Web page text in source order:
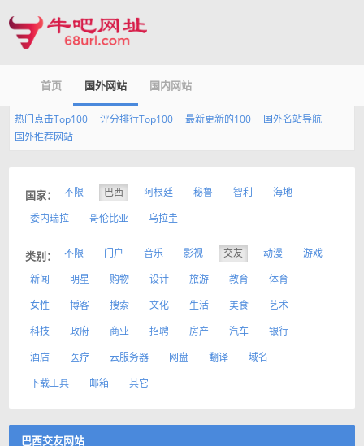
首页 国外网站 国内网站
热门点击Top100 评分排行Top100 最新更新的100
国外名站导航
国外推荐网站
国家： 不限 巴西 阿根廷 秘鲁 智利
海地
委内瑞拉
哥伦比亚 乌拉圭
类别： 不限 门户 音乐 影视 交友 动漫
游戏
新闻
明星 购物 设计 旅游 教育
体育
女性
博客 搜索 文化 生活 美食
艺术
科技
政府 商业 招聘 房产 汽车
银行
酒店
医疗 云服务器 网盘 翻译
域名
下载工具
邮箱 其它
巴西交友网站